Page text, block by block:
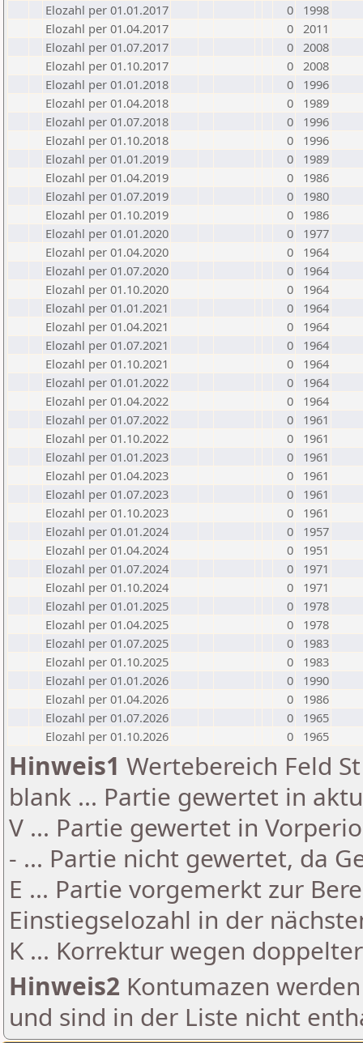
Elozahl per 01.01.2017
0
1998
Elozahl per 01.04.2017
0 2011
Elozahl per 01.07.2017
0 2008
Elozahl per 01.10.2017
0 2008
Elozahl per 01.01.2018
0
1996
Elozahl per 01.04.2018
0
1989
Elozahl per 01.07.2018
0
1996
Elozahl per 01.10.2018
0
1996
Elozahl per 01.01.2019
0
1989
Elozahl per 01.04.2019
0
1986
Elozahl per 01.07.2019
0
1980
Elozahl per 01.10.2019
0
1986
Elozahl per 01.01.2020
0
1977
Elozahl per 01.04.2020
0
1964
Elozahl per 01.07.2020
0
1964
Elozahl per 01.10.2020
0
1964
Elozahl per 01.01.2021
0
1964
Elozahl per 01.04.2021
0
1964
Elozahl per 01.07.2021
0
1964
Elozahl per 01.10.2021
0
1964
Elozahl per 01.01.2022
0
1964
Elozahl per 01.04.2022
0
1964
Elozahl per 01.07.2022
0
1961
Elozahl per 01.10.2022
0
1961
Elozahl per 01.01.2023
0
1961
Elozahl per 01.04.2023
0
1961
Elozahl per 01.07.2023
0
1961
Elozahl per 01.10.2023
0
1961
Elozahl per 01.01.2024
0
1957
Elozahl per 01.04.2024
0
1951
Elozahl per 01.07.2024
0
1971
Elozahl per 01.10.2024
0
1971
Elozahl per 01.01.2025
0
1978
Elozahl per 01.04.2025
0
1978
Elozahl per 01.07.2025
0
1983
Elozahl per 01.10.2025
0
1983
Elozahl per 01.01.2026
0
1990
Elozahl per 01.04.2026
0
1986
Elozahl per 01.07.2026
0
1965
Elozahl per 01.10.2026
0 1965
Hinweis1 Wertebereich Feld
blank ... Partie gewertet in
V ... Partie gewertet in
- ... Partie nicht gewertet, da
E ... Partie vorgemerkt zur
Einstiegselozahl in der
K ... Korrektur wegen
Hinweis2 Kontumazen
und sind in der Liste nicht